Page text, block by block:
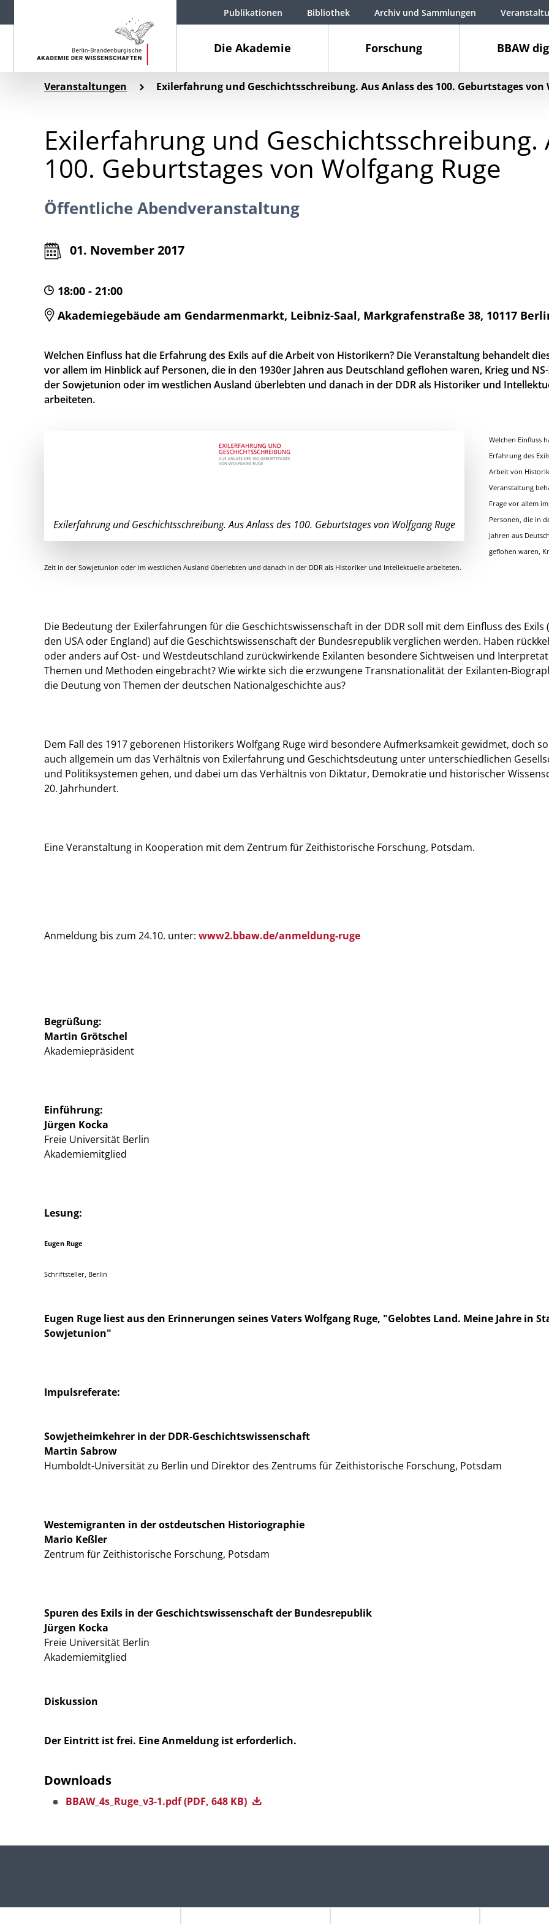
Die Akademie Forschung BBAW
Publikationen Bibliothek Archiv und Sammlungen
Veranstaltungen Exilerfahrung und Geschichtsschreibung. Aus Anlass des 100. Geburtstages von
Exilerfahrung und Geschichtsschreibung.
100. Geburtstages von Wolfgang Ruge
Öffentliche Abendveranstaltung
01. November 2017
18:00 - 21:00
Akademiegebäude am Gendarmenmarkt, Leibniz-Saal, Markgrafenstraße 38, 10117
Welchen Einfluss hat die Erfahrung des Exils auf die Arbeit von Historikern? Die Veranstaltung behandelt
vor allem im Hinblick auf Personen, die in den 1930er Jahren aus Deutschland geflohen waren, Krieg und
der Sowjetunion oder im westlichen Ausland überlebten und danach in der DDR als Historiker und
arbeiteten.
Exilerfahrung und Geschichtsschreibung. Aus Anlass des 100. Geburtstages von Wolfgang Ruge
Welchen Einfluss
Erfahrung des
Arbeit von
Veranstaltung
Frage vor allem
Personen, die in
Jahren aus
geflohen waren,
Zeit in der Sowjetunion oder im westlichen Ausland überlebten und danach in der DDR als Historiker und Intellektuelle arbeiteten.
Die Bedeutung der Exilerfahrungen für die Geschichtswissenschaft in der DDR soll mit dem Einfluss des Exils
den USA oder England) auf die Geschichtswissenschaft der Bundesrepublik verglichen werden. Haben
oder anders auf Ost- und Westdeutschland zurückwirkende Exilanten besondere Sichtweisen und
Themen und Methoden eingebracht? Wie wirkte sich die erzwungene Transnationalität der Exilanten-
die Deutung von Themen der deutschen Nationalgeschichte aus?
Dem Fall des 1917 geborenen Historikers Wolfgang Ruge wird besondere Aufmerksamkeit gewidmet, doch
auch allgemein um das Verhältnis von Exilerfahrung und Geschichtsdeutung unter unterschiedlichen
und Politiksystemen gehen, und dabei um das Verhältnis von Diktatur, Demokratie und historischer
20. Jahrhundert.
Eine Veranstaltung in Kooperation mit dem Zentrum für Zeithistorische Forschung, Potsdam.
Anmeldung bis zum 24.10. unter: www2.bbaw.de/anmeldung-ruge
Begrüßung:
Martin Grötschel
Akademiepräsident
Einführung:
Jürgen Kocka
Freie Universität Berlin
Akademiemitglied
Lesung:
Eugen Ruge
Schriftsteller, Berlin
Eugen Ruge liest aus den Erinnerungen seines Vaters Wolfgang Ruge, "Gelobtes Land. Meine Jahre in
Sowjetunion"
Impulsreferate:
Sowjetheimkehrer in der DDR-Geschichtswissenschaft
Martin Sabrow
Humboldt-Universität zu Berlin und Direktor des Zentrums für Zeithistorische Forschung, Potsdam
Westemigranten in der ostdeutschen Historiographie
Mario Keßler
Zentrum für Zeithistorische Forschung, Potsdam
Spuren des Exils in der Geschichtswissenschaft der Bundesrepublik
Jürgen Kocka
Freie Universität Berlin
Akademiemitglied
Diskussion
Der Eintritt ist frei. Eine Anmeldung ist erforderlich.
Downloads
BBAW_4s_Ruge_v3-1.pdf(PDF, 648 KB)